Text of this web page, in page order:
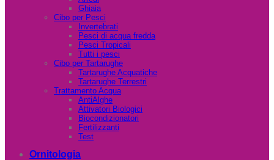
Ghiaia
Cibo per Pesci
Invertebrati
Pesci di acqua fredda
Pesci Tropicali
Tutti i pesci
Cibo per Tartarughe
Tartarughe Acquatiche
Tartarughe Terrestri
Trattamento Acqua
AntiAlghe
Attivatori Biologici
Biocondizionatori
Fertilizzanti
Test
Ornitologia